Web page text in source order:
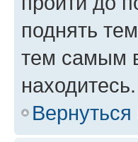
поднять
тем самым
находитесь.
Вернуться